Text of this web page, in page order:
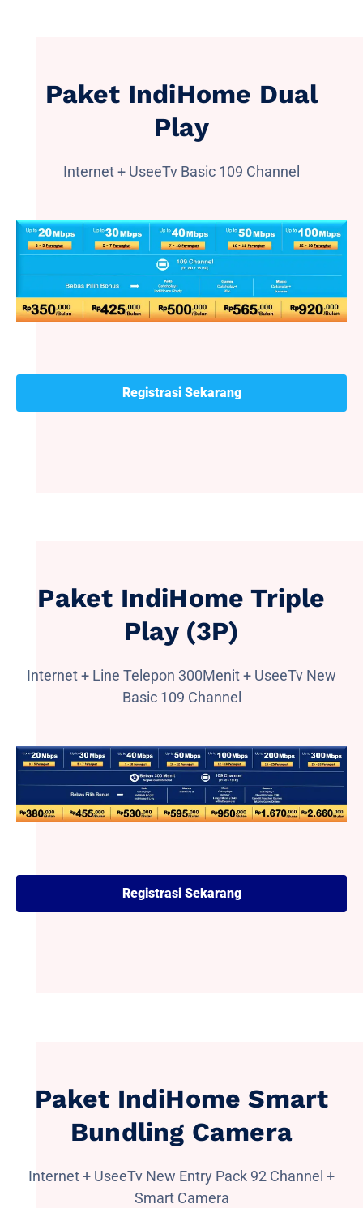
Paket IndiHome Dual
Play
Internet + UseeTv Basic 109 Channel
Registrasi Sekarang
Paket IndiHome Triple
Play (3P)
Internet + Line Telepon 300Menit + UseeTv New
Basic 109 Channel
Registrasi Sekarang
Paket IndiHome Smart
Bundling Camera
Internet + UseeTv New Entry Pack 92 Channel +
Smart Camera